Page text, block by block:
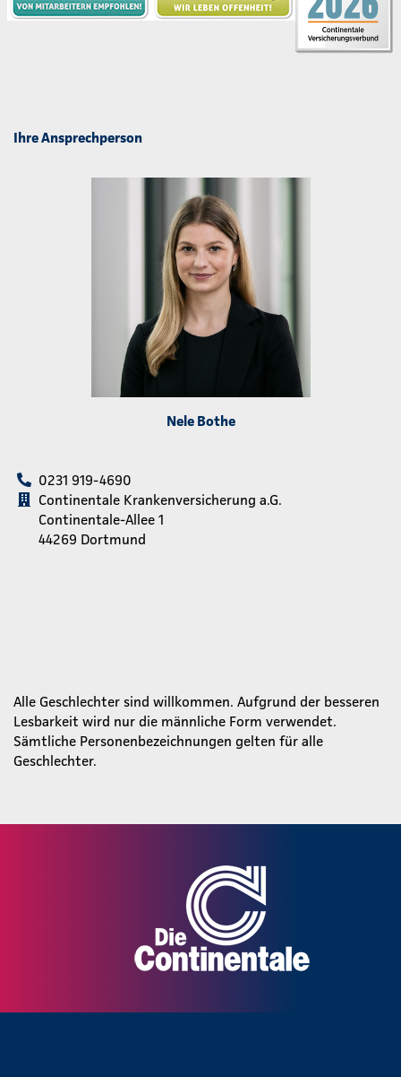
Ihre Ansprechperson
Nele Bothe
0231 919-4690
Continentale Krankenversicherung a.G.
Continentale-Allee 1
44269 Dortmund
Alle Geschlechter sind willkommen. Aufgrund der besseren
Lesbarkeit wird nur die männliche Form verwendet.
Sämtliche Personenbezeichnungen gelten für alle
Geschlechter.